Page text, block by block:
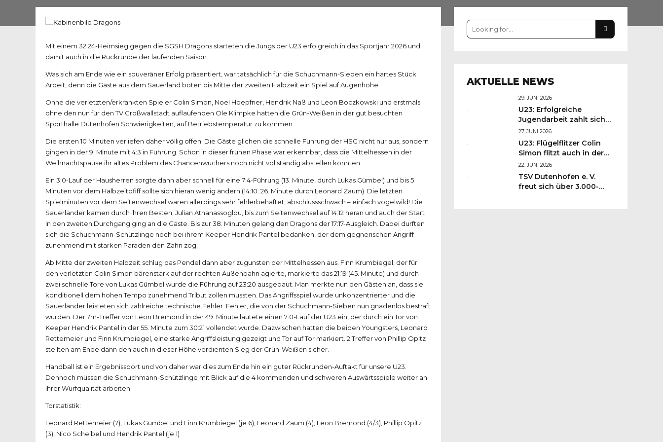
Mit einem 32:24-Heimsieg gegen die SGSH Dragons starteten die Jungs der U23 erfolgreich in das Sportjahr 2026 und
damit auch in die Rückrunde der laufenden Saison.
Was sich am Ende wie ein souveräner Erfolg präsentiert, war tatsächlich für die Schuchmann-Sieben ein hartes Stück
Arbeit, denn die Gäste aus dem Sauerland boten bis Mitte der zweiten Halbzeit ein Spiel auf Augenhöhe.
Ohne die verletzten/erkrankten Spieler Colin Simon, Noel Hoepfner, Hendrik Naß und Leon Boczkowski und erstmals
ohne den nun für den TV Großwallstadt auflaufenden Ole Klimpke hatten die Grün-Weißen in der gut besuchten
Sporthalle Dutenhofen Schwierigkeiten, auf Betriebstemperatur zu kommen.
Die ersten 10 Minuten verliefen daher völlig offen. Die Gäste glichen die schnelle Führung der HSG nicht nur aus, sondern
gingen in der 9. Minute mit 4:3 in Führung. Schon in dieser frühen Phase war erkennbar, dass die Mittelhessen in der
Weihnachtspause ihr altes Problem des Chancenwuchers noch nicht vollständig abstellen konnten.
Ein 3:0-Lauf der Hausherren sorgte dann aber schnell für eine 7:4-Führung (13. Minute, durch Lukas Gümbel) und bis 5
Minuten vor dem Halbzeitpfiff sollte sich hieran wenig ändern (14:10. 26. Minute durch Leonard Zaum). Die letzten
Spielminuten vor dem Seitenwechsel waren allerdings sehr fehlerbehaftet, abschlussschwach – einfach vogelwild! Die
Sauerländer kamen durch ihren Besten, Julian Athanassoglou, bis zum Seitenwechsel auf 14:12 heran und auch der Start
in den zweiten Durchgang ging an die Gäste. Bis zur 38. Minuten gelang den Dragons der 17:17-Ausgleich. Dabei durften
sich die Schuchmann-Schützlinge noch bei ihrem Keeper Hendrik Pantel bedanken, der dem gegnerischen Angriff
zunehmend mit starken Paraden den Zahn zog.
Ab Mitte der zweiten Halbzeit schlug das Pendel dann aber zugunsten der Mittelhessen aus. Finn Krumbiegel, der für
den verletzten Colin Simon bärenstark auf der rechten Außenbahn agierte, markierte das 21:19 (45. Minute) und durch
zwei schnelle Tore von Lukas Gümbel wurde die Führung auf 23:20 ausgebaut. Man merkte nun den Gästen an, dass sie
konditionell dem hohen Tempo zunehmend Tribut zollen mussten. Das Angriffsspiel wurde unkonzentrierter und die
Sauerländer leisteten sich zahlreiche technische Fehler. Fehler, die von der Schuchmann-Sieben nun gnadenlos bestraft
wurden. Der 7m-Treffer von Leon Bremond in der 49. Minute läutete einen 7:0-Lauf der U23 ein, der durch ein Tor von
Keeper Hendrik Pantel in der 55. Minute zum 30:21 vollendet wurde. Dazwischen hatten die beiden Youngsters, Leonard
Rettemeier und Finn Krumbiegel, eine starke Angriffsleistung gezeigt und Tor auf Tor markiert. 2 Treffer von Phillip Opitz
stellten am Ende dann den auch in dieser Höhe verdienten Sieg der Grün-Weißen sicher.
Handball ist ein Ergebnissport und von daher war dies zum Ende hin ein guter Rückrunden-Auftakt für unsere U23.
Dennoch müssen die Schuchmann-Schützlinge mit Blick auf die 4 kommenden und schweren Auswärtsspiele weiter an
ihrer Wurfqualität arbeiten.
Torstatistik:
Leonard Rettemeier (7), Lukas Gümbel und Finn Krumbiegel (je 6), Leonard Zaum (4), Leon Bremond (4/3), Phillip Opitz
(3), Nico Scheibel und Hendrik Pantel (je 1)
AKTUELLE NEWS
29. JUNI 2026
U23: Erfolgreiche
Jugendarbeit zahlt sich
aus: Felix Schneider und
Finn Krumbiegel starten
in Liga 3!
27. JUNI 2026
U23: Flügelflitzer Colin
Simon flitzt auch in der
neuen Saison für die HSG!
22. JUNI 2026
TSV Dutenhofen e. V.
freut sich über 3.000-